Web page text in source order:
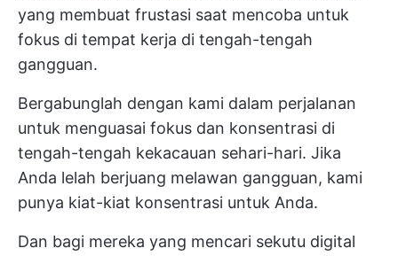
yang membuat frustasi saat mencoba untuk
fokus di tempat kerja di tengah-tengah
gangguan.
Bergabunglah dengan kami dalam perjalanan
untuk menguasai fokus dan konsentrasi di
tengah-tengah kekacauan sehari-hari. Jika
Anda lelah berjuang melawan gangguan, kami
punya kiat-kiat konsentrasi untuk Anda.
Dan bagi mereka yang mencari sekutu digital